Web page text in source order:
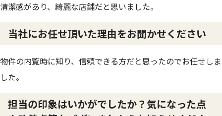
清潔感があり、綺麗な店舗だと思いました。
当社にお任せ頂いた理由をお聞かせください
物件の内覧時に知り、信頼できる方だと思ったのでお任せしま
した。
担当の印象はいかがでしたか？気になった点